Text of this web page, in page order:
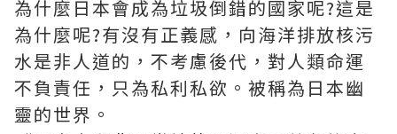
為什麼日本會成為垃圾倒錯的國家呢?這是
為什麼呢?有沒有正義感，向海洋排放核污
水是非人道的，不考慮後代，對人類命運
不負責任，只為私利私欲。被稱為日本幽
靈的世界。